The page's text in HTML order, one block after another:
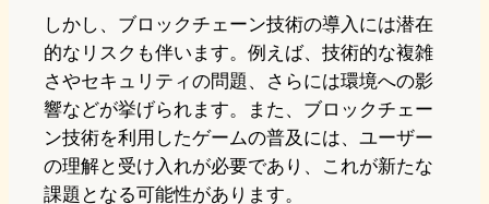
しかし、ブロックチェーン技術の導入には潜在
的なリスクも伴います。例えば、技術的な複雑
さやセキュリティの問題、さらには環境への影
響などが挙げられます。また、ブロックチェー
ン技術を利用したゲームの普及には、ユーザー
の理解と受け入れが必要であり、これが新たな
課題となる可能性があります。